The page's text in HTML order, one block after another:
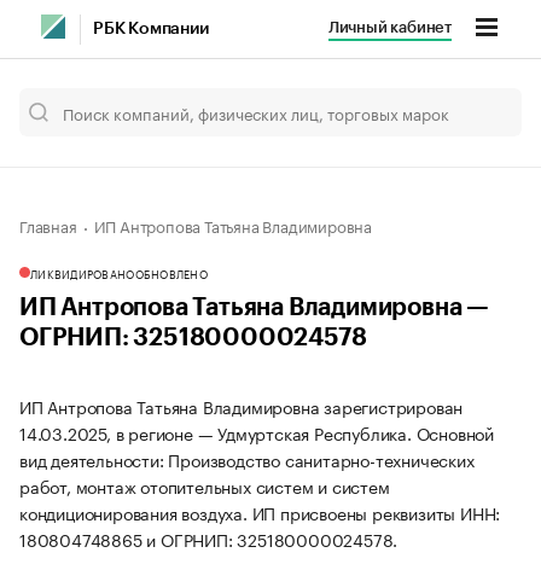
РБК Компании Личный кабинет
Главная ИП Антропова Татьяна Владимировна
ЛИКВИДИРОВАНООБНОВЛЕНО
ИП Антропова Татьяна Владимировна —
ОГРНИП: 325180000024578
ИП Антропова Татьяна Владимировна зарегистрирован
14.03.2025, в регионе — Удмуртская Республика. Основной
вид деятельности: Производство санитарно-технических
работ, монтаж отопительных систем и систем
кондиционирования воздуха. ИП присвоены реквизиты ИНН:
180804748865 и ОГРНИП: 325180000024578.